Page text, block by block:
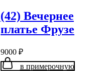
(42) Вечернее
платье Фрузе
9000 ₽
в примерочную